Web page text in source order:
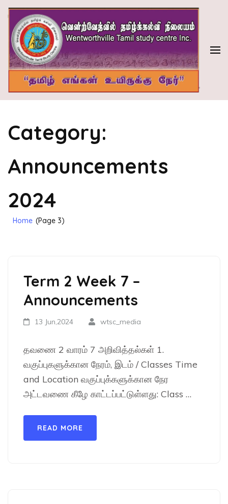
Skip
content
(Press
Enter)
வென்ற்வேத்வில் தமிழ்க் கல்வி நிலையம்
Category:
Announcements
2024
Home (Page 3)
Term 2 Week 7 –
Announcements
13 Jun,2024 wtsc_media
தவணை 2 வாரம் 7 அறிவித்தல்கள் 1.
வகுப்புகளுக்கான நேரம், இடம் / Classes Time
and Location வகுப்புக்களுக்கான நேர
அட்டவணை கீழே காட்டப்பட்டுள்ளது: Class …
READ MORE